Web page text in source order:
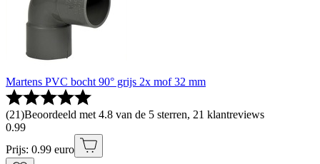
Martens PVC bocht 90° grijs 2x mof 32 mm
(21)Beoordeeld met 4.8 van de 5 sterren, 21 klantreviews
0.99
Prijs: 0.99 euro